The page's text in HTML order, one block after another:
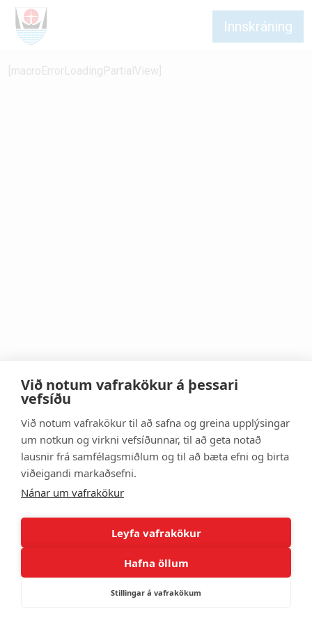
Við notum vafrakökur á þessari
vefsíðu
Við notum vafrakökur til að safna og greina upplýsingar
um notkun og virkni vefsíðunnar, til að geta notað
lausnir frá samfélagsmiðlum og til að bæta efni og birta
viðeigandi markaðsefni.
Nánar um vafrakökur
Leyfa vafrakökur
Hafna öllum
Stillingar á vafrakökum
Innskráning
[macroErrorLoadingPartialView]
Stjórnsýsluhúsinu, Hafnarstræti 1
400 Ísafjörður
postur@isafjordur.is
Kt. 540596-2639
Sími: 450 8000 Banki: 156-26-60